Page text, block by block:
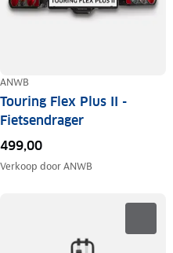
ANWB
Touring Flex Plus II -
Fietsendrager
499,00
Verkoop doorANWB